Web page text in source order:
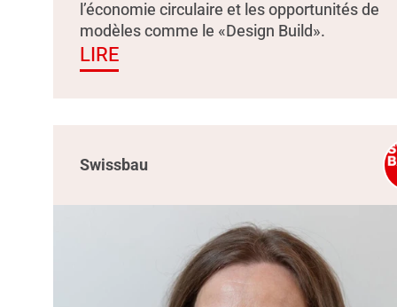
l’économie circulaire et les opportunités de
modèles comme le «Design Build».
LIRE
Swissbau